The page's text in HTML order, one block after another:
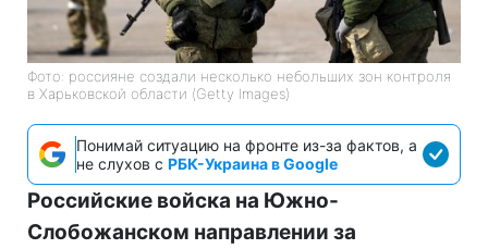
Фото: россияне создали несколько небольших зон контроля
в Харьковской области (Getty Images)
Понимай ситуацию на фронте из-за фактов, а
не слухов с РБК-Украина в Google
Российские войска на Южно-
Слобожанском направлении за